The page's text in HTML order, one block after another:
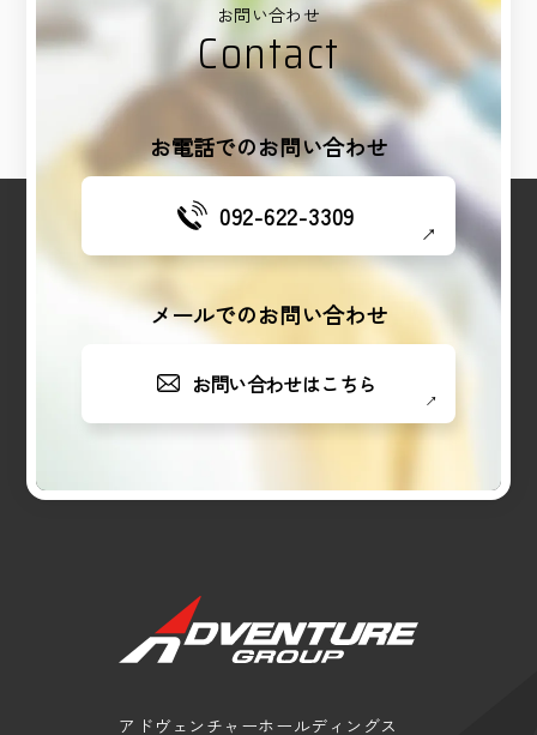
お問い合わせ
Contact
お電話でのお問い合わせ
092-622-3309
メールでのお問い合わせ
お問い合わせはこちら
アドヴェンチャーホールディングス